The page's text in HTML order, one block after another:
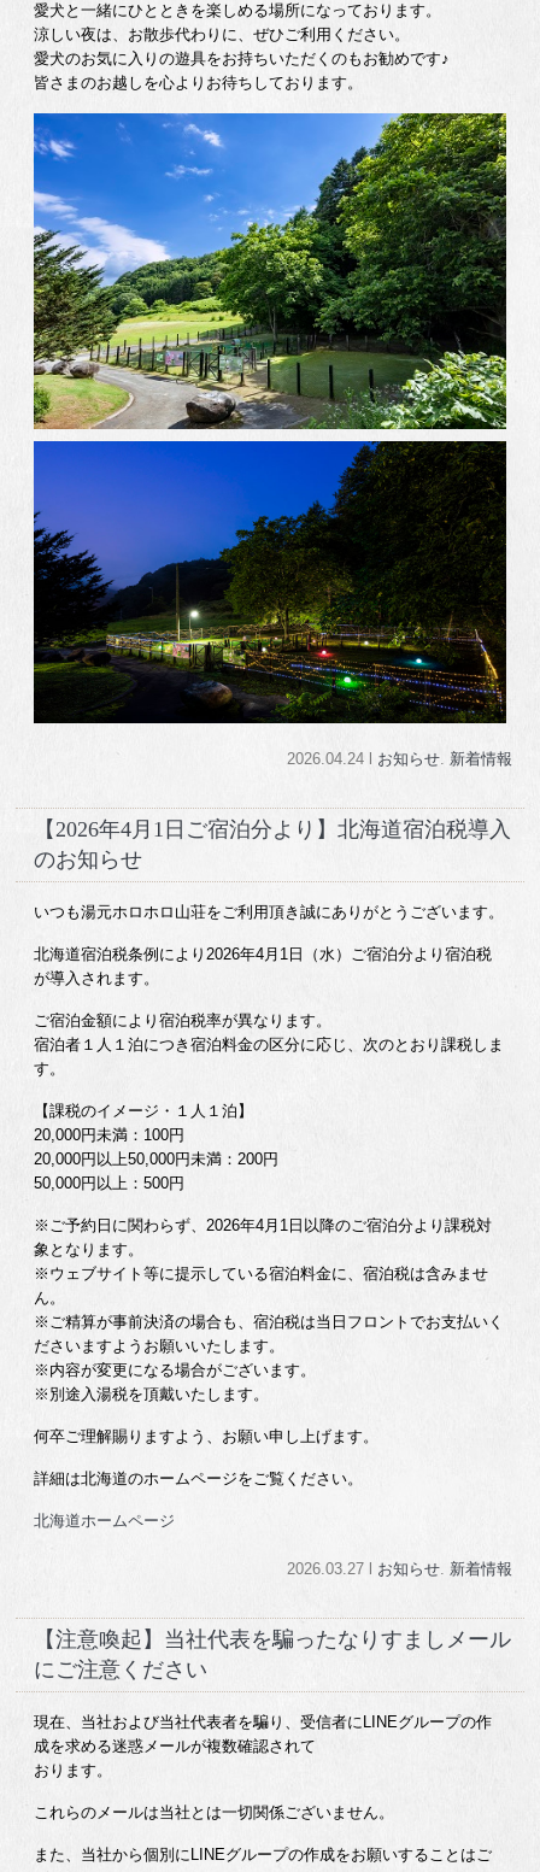
愛犬と一緒にひとときを楽しめる場所になっております。
涼しい夜は、お散歩代わりに、ぜひご利用ください。
愛犬のお気に入りの遊具をお持ちいただくのもお勧めです♪
皆さまのお越しを心よりお待ちしております。
2026.04.24 l お知らせ. 新着情報
【2026年4月1日ご宿泊分より】北海道宿泊税導入
のお知らせ
いつも湯元ホロホロ山荘をご利用頂き誠にありがとうございます。
北海道宿泊税条例により2026年4月1日（水）ご宿泊分より宿泊税
が導入されます。
ご宿泊金額により宿泊税率が異なります。
宿泊者１人１泊につき宿泊料金の区分に応じ、次のとおり課税しま
す。
【課税のイメージ・１人１泊】
20,000円未満：100円
20,000円以上50,000円未満：200円
50,000円以上：500円
※ご予約日に関わらず、2026年4月1日以降のご宿泊分より課税対
象となります。
※ウェブサイト等に提示している宿泊料金に、宿泊税は含みませ
ん。
※ご精算が事前決済の場合も、宿泊税は当日フロントでお支払いく
ださいますようお願いいたします。
※内容が変更になる場合がございます。
※別途入湯税を頂戴いたします。
何卒ご理解賜りますよう、お願い申し上げます。
詳細は北海道のホームページをご覧ください。
北海道ホームページ
2026.03.27 l お知らせ. 新着情報
【注意喚起】当社代表を騙ったなりすましメール
にご注意ください
現在、当社および当社代表者を騙り、受信者にLINEグループの作
成を求める迷惑メールが複数確認されて
おります。
これらのメールは当社とは一切関係ございません。
また、当社から個別にLINEグループの作成をお願いすることはご